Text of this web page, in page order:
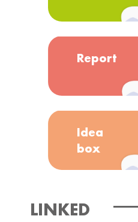
Report
Idea
box
LINKED